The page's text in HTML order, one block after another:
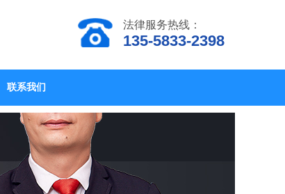
法律服务热线：
135-5833-2398
联系我们